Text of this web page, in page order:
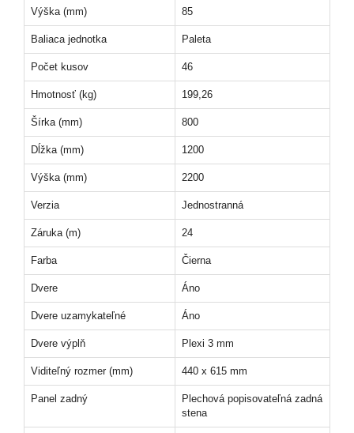
Výška (mm) 85
Baliaca jednotka Paleta
Počet kusov 46
Hmotnosť (kg) 199,26
Šírka (mm) 800
Dĺžka (mm) 1200
Výška (mm) 2200
Verzia Jednostranná
Záruka (m) 24
Farba Čierna
Dvere Áno
Dvere uzamykateľné Áno
Dvere výplň Plexi 3 mm
Viditeľný rozmer (mm) 440 x 615 mm
Panel zadný
Plechová popisovateľná zadná
stena